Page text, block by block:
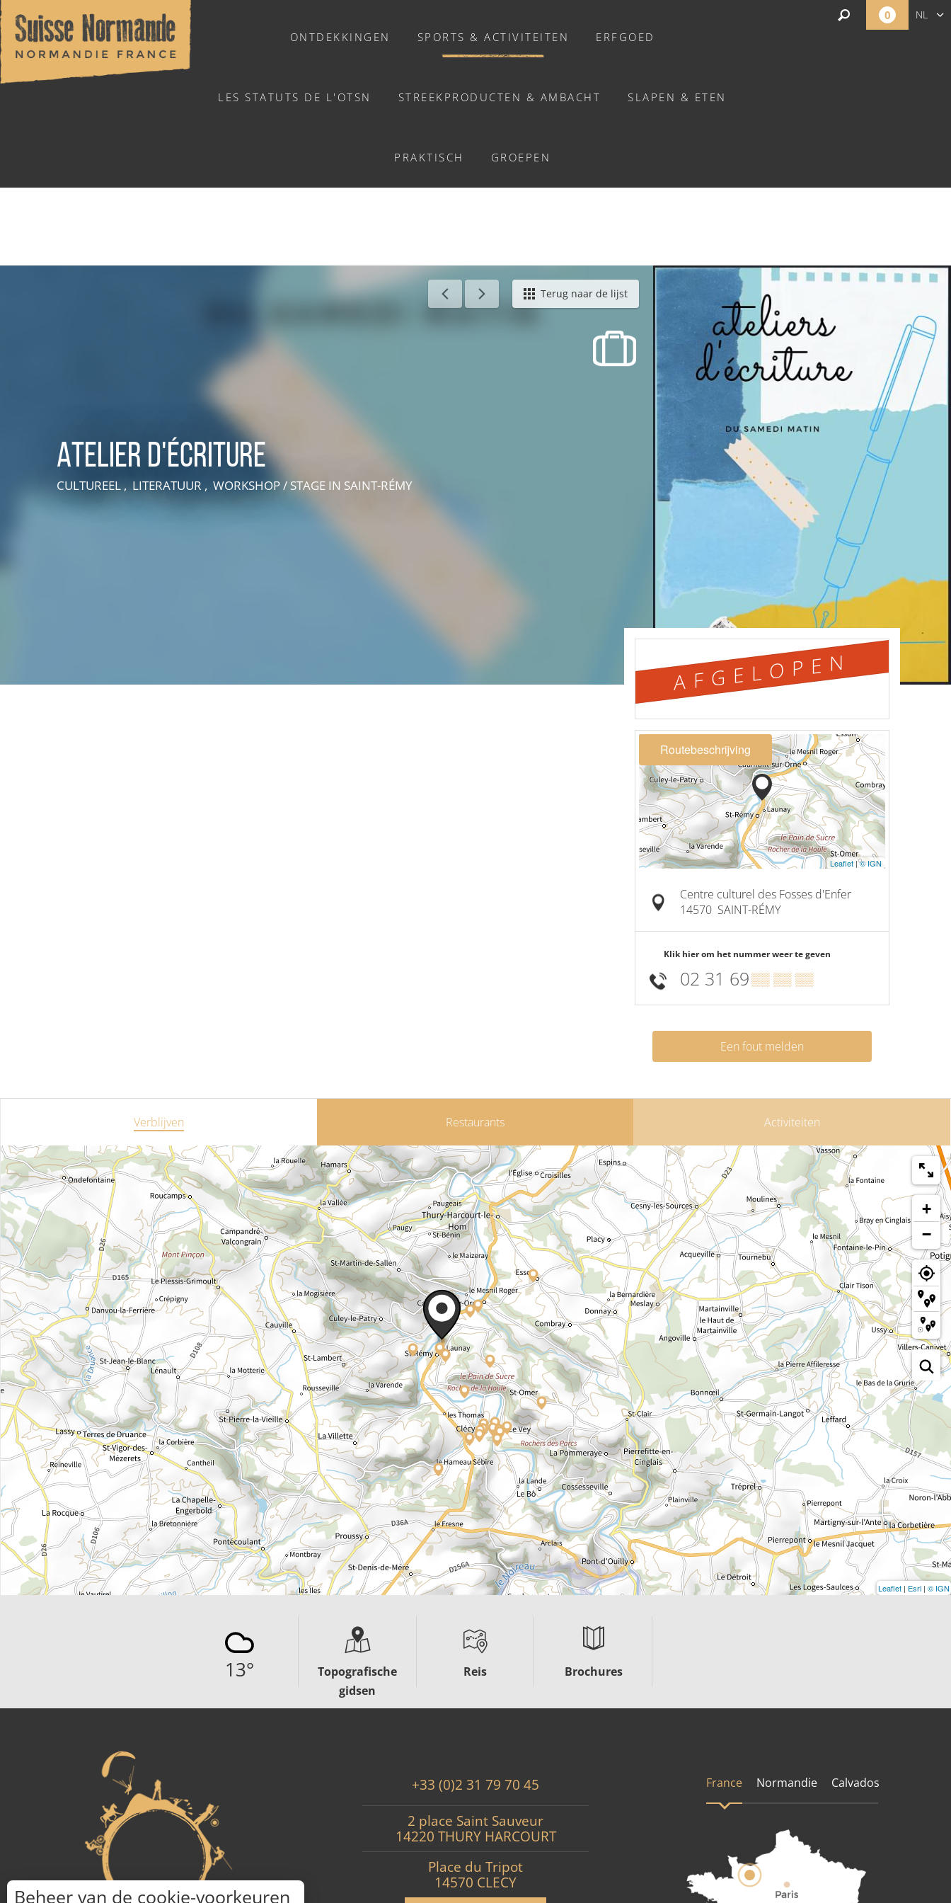
ONTDEKKINGEN SPORTS & ACTIVITEITEN
Activiteiten
Balades et promenades
Géocaching
Enquête grandeur nature : A la
recherche des lumières disparues
VIVEZ UNE EXPÉRIENCE EN SUISSE NORMANDE
ERFGOED
LES STATUTS DE L'OTSN STREEKPRODUCTEN & AMBACHT SLAPEN & ETEN
PRAKTISCH GROEPEN
0 NL
ATELIER D'ÉCRITURE - SAINT-RÉMY
Agenda - Nederlands/Atelier d'écriture - Saint-Rémy Terug naar de lijst
Atelier d'écriture
CULTUREEL , LITERATUUR , WORKSHOP / STAGE IN SAINT-RÉMY
AFGELOPEN
Routebeschrijving
Leaflet|© IGN
Centre culturel des Fosses d'Enfer
14570 SAINT-RÉMY
Klik hier om het nummer weer te geven
02 31 69▒▒ ▒▒ ▒▒
Een fout melden
Verblijven Restaurants Activiteiten
+
−
Leaflet | Esri | © IGN
13°
Topografische
gidsen
Reis Brochures
+33 (0)2 31 79 70 45
2 place Saint Sauveur
14220 THURY HARCOURT
Place du Tripot
14570 CLECY
France Normandie Calvados
Beheer van de cookie-voorkeuren